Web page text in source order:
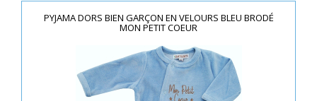
PYJAMA DORS BIEN GARÇON EN VELOURS BLEU BRODÉ
MON PETIT COEUR